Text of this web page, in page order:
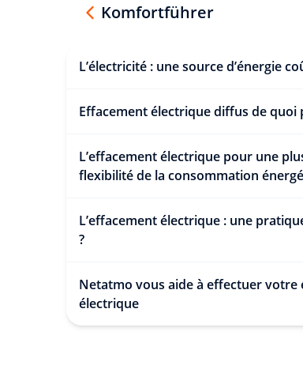
Komfortführer
L’électricité : une source d’énergie
Effacement électrique diffus de quoi
L’effacement électrique pour une
flexibilité de la consommation
L’effacement électrique : une
?
Netatmo vous aide à effectuer votre
électrique